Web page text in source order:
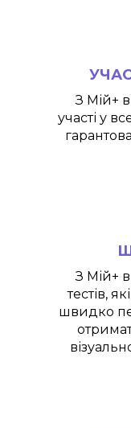
З Мій+
участі у
З Мій+
тестів,
швидко